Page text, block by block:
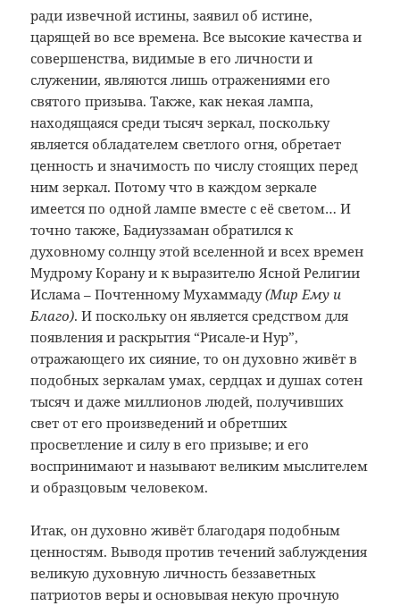
ради извечной истины, заявил об истине,
царящей во все времена. Все высокие качества и
совершенства, видимые в его личности и
служении, являются лишь отражениями его
святого призыва. Также, как некая лампа,
находящаяся среди тысяч зеркал, поскольку
является обладателем светлого огня, обретает
ценность и значимость по числу стоящих перед
ним зеркал. Потому что в каждом зеркале
имеется по одной лампе вместе с её светом… И
точно также, Бадиуззаман обратился к
духовному солнцу этой вселенной и всех времен
Мудрому Корану и к выразителю Ясной Религии
Ислама – Почтенному Мухаммаду(Мир Ему и
Благо). И поскольку он является средством для
появления и раскрытия “Рисале-и Нур”,
отражающего их сияние, то он духовно живёт в
подобных зеркалам умах, сердцах и душах сотен
тысяч и даже миллионов людей, получивших
свет от его произведений и обретших
просветление и силу в его призыве; и его
воспринимают и называют великим мыслителем
и образцовым человеком.
Итак, он духовно живёт благодаря подобным
ценностям. Выводя против течений заблуждения
великую духовную личность беззаветных
патриотов веры и основывая некую прочную